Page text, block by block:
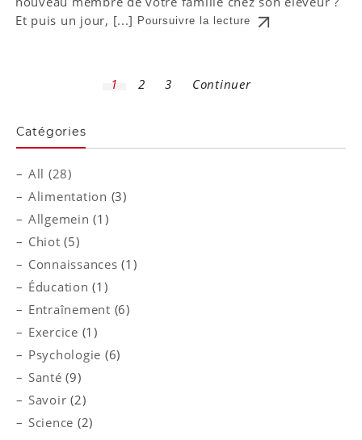
Et puis un jour, [...]
Poursuivre la lecture
1 2 3 Continuer
Catégories
All (28)
Alimentation (3)
Allgemein (1)
Chiot (5)
Connaissances (1)
Éducation (1)
Entraînement (6)
Exercice (1)
Psychologie (6)
Santé (9)
Savoir (2)
Science (2)